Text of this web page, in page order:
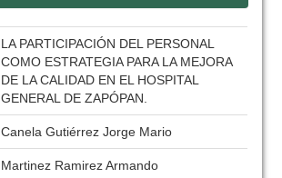
LA PARTICIPACIÓN DEL PERSONAL
COMO ESTRATEGIA PARA LA MEJORA
DE LA CALIDAD EN EL HOSPITAL
GENERAL DE ZAPÓPAN.
Canela Gutiérrez Jorge Mario
Martinez Ramirez Armando